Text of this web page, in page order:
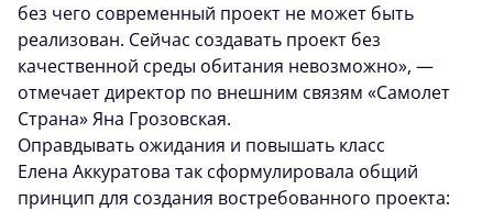
без чего современный проект не может быть
реализован. Сейчас создавать проект без
качественной среды обитания невозможно», —
отмечает директор по внешним связям «Самолет
Страна» Яна Грозовская.
Оправдывать ожидания и повышать класс
Елена Аккуратова так сформулировала общий
принцип для создания востребованного проекта: